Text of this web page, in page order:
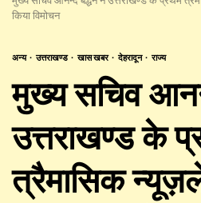
किया विमोचन
अन्य उत्तराखण्ड खास खबर देहरादून राज्य
मुख्य सचिव
उत्तराखण्ड के
त्रैमासिक